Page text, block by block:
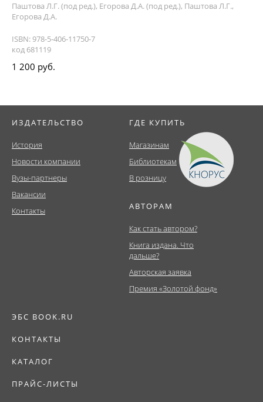
Паштова Л.Г. (под ред.), Егорова Д.А. (под ред.), Паштова Л.Г.,
Егорова Д.А.
ISBN: 978-5-406-11750-7
код 681119
1 200 руб.
ИЗДАТЕЛЬСТВО
История
Новости компании
Вузы-партнеры
Вакансии
Контакты
ГДЕ КУПИТЬ
Магазинам
Библиотекам
В розницу
АВТОРАМ
Как стать автором?
Книга издана. Что
дальше?
Авторская заявка
Премия «Золотой фонд»
ЭБС BOOK.RU
КОНТАКТЫ
КАТАЛОГ
ПРАЙС-ЛИСТЫ